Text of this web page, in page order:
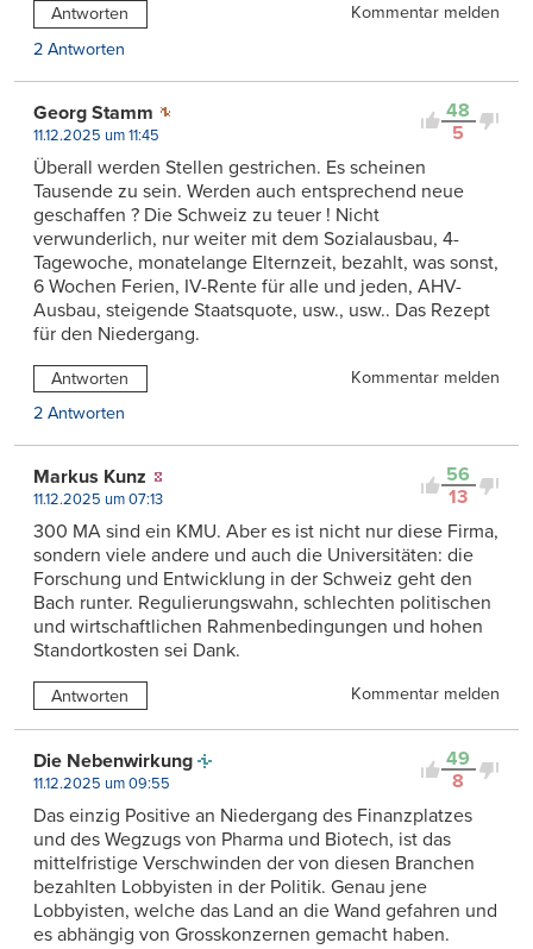
Antworten
Kommentar melden
2 Antworten
48
5
Georg Stamm
11.12.2025 um 11:45
Überall werden Stellen gestrichen. Es scheinen
Tausende zu sein. Werden auch entsprechend neue
geschaffen ? Die Schweiz zu teuer ! Nicht
verwunderlich, nur weiter mit dem Sozialausbau, 4-
Tagewoche, monatelange Elternzeit, bezahlt, was sonst,
6 Wochen Ferien, IV-Rente für alle und jeden, AHV-
Ausbau, steigende Staatsquote, usw., usw.. Das Rezept
für den Niedergang.
Antworten
Kommentar melden
2 Antworten
56
13
Markus Kunz
11.12.2025 um 07:13
300 MA sind ein KMU. Aber es ist nicht nur diese Firma,
sondern viele andere und auch die Universitäten: die
Forschung und Entwicklung in der Schweiz geht den
Bach runter. Regulierungswahn, schlechten politischen
und wirtschaftlichen Rahmenbedingungen und hohen
Standortkosten sei Dank.
Antworten Kommentar melden
49
8
Die Nebenwirkung
11.12.2025 um 09:55
Das einzig Positive an Niedergang des Finanzplatzes
und des Wegzugs von Pharma und Biotech, ist das
mittelfristige Verschwinden der von diesen Branchen
bezahlten Lobbyisten in der Politik. Genau jene
Lobbyisten, welche das Land an die Wand gefahren und
es abhängig von Grosskonzernen gemacht haben.